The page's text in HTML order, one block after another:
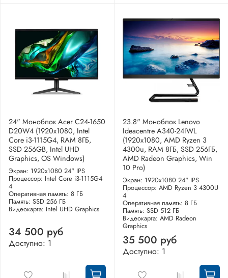
24" Моноблок Acer C24-1650
D20W4 (1920x1080, Intel
Core i3-1115G4, RAM 8ГБ,
SSD 256GB, Intel UHD
Graphics, OS Windows)
Экран: 1920x1080 24" IPS
Процессор: Intel Core i3-1115G4
4
Оперативная память: 8 ГБ
Память: SSD 256 ГБ
Видеокарта: Intel UHD Graphics
34 500 руб
Доступно: 1
23.8" Моноблок Lenovo
Ideacentre A340-24IWL
(1920x1080, AMD Ryzen 3
4300u, RAM 8ГБ, SSD 256ГБ,
AMD Radeon Graphics, Win
10 Pro)
Экран: 1920x1080 24" IPS
Процессор: AMD Ryzen 3 4300U
4
Оперативная память: 8 ГБ
Память: SSD 512 ГБ
Видеокарта: AMD Radeon
Graphics
35 500 руб
Доступно: 1